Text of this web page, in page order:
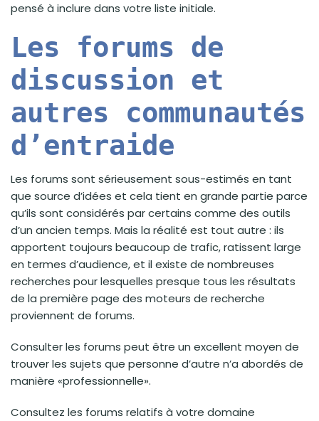
pensé à inclure dans votre liste initiale.
Les forums de
discussion et
autres communautés
d’entraide
Les forums sont sérieusement sous-estimés en tant
que source d’idées et cela tient en grande partie parce
qu’ils sont considérés par certains comme des outils
d’un ancien temps. Mais la réalité est tout autre : ils
apportent toujours beaucoup de trafic, ratissent large
en termes d’audience, et il existe de nombreuses
recherches pour lesquelles presque tous les résultats
de la première page des moteurs de recherche
proviennent de forums.
Consulter les forums peut être un excellent moyen de
trouver les sujets que personne d’autre n’a abordés de
manière «professionnelle».
Consultez les forums relatifs à votre domaine